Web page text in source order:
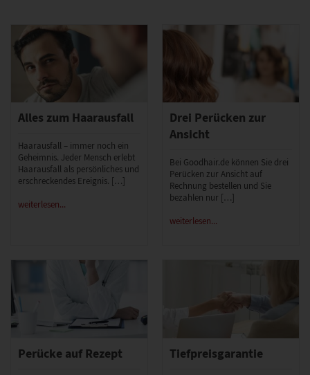
Alles zum Haarausfall
Haarausfall – immer noch ein
Geheimnis. Jeder Mensch erlebt
Haarausfall als persönliches und
erschreckendes Ereignis. […]
weiterlesen...
Drei Perücken zur
Ansicht
Bei Goodhair.de können Sie drei
Perücken zur Ansicht auf
Rechnung bestellen und Sie
bezahlen nur […]
weiterlesen...
Perücke auf Rezept Tiefpreisgarantie